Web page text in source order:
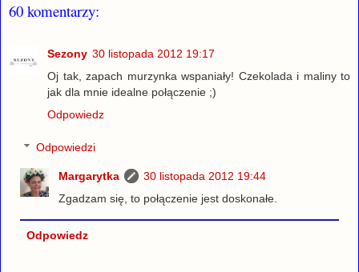
60 komentarzy:
Sezony 30 listopada 2012 19:17
Oj tak, zapach murzynka wspaniały! Czekolada i maliny to
jak dla mnie idealne połączenie ;)
Odpowiedz
Odpowiedzi
Margarytka
30 listopada 2012 19:44
Zgadzam się, to połączenie jest doskonałe.
Odpowiedz